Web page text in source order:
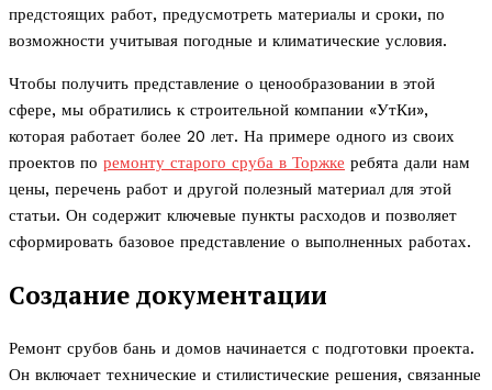
предстоящих работ, предусмотреть материалы и сроки, по
возможности учитывая погодные и климатические условия.
Чтобы получить представление о ценообразовании в этой
сфере, мы обратились к строительной компании «УтКи»,
которая работает более 20 лет. На примере одного из своих
проектов по ремонту старого сруба в Торжке ребята дали нам
цены, перечень работ и другой полезный материал для этой
статьи. Он содержит ключевые пункты расходов и позволяет
сформировать базовое представление о выполненных работах.
Создание документации
Ремонт срубов бань и домов начинается с подготовки проекта.
Он включает технические и стилистические решения, связанные